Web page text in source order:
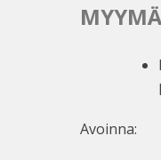
Avoinna: